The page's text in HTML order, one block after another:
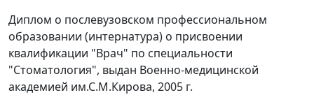
Диплом о послевузовском профессиональном
образовании (интернатура) о присвоении
квалификации "Врач" по специальности
"Стоматология", выдан Военно-медицинской
академией им.С.М.Кирова, 2005 г.